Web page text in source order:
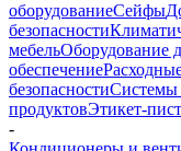
оборудованиеСейфы
безопасности
мебельОборудование
обеспечение
безопасностиСистемы
продуктовЭтикет-
-